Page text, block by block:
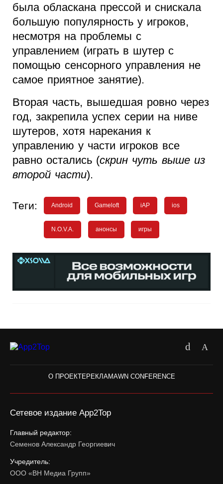
была обласкана прессой и снискала
большую популярность у игроков,
несмотря на проблемы с
управлением (играть в шутер с
помощью сенсорного управления не
самое приятное занятие).
Вторая часть, вышедшая ровно через
год, закрепила успех серии на ниве
шутеров, хотя нарекания к
управлению у части игроков все
равно остались (скрин чуть выше из
второй части).
Теги: Android Gameloft iAP ios
N.O.V.A. анонсы игры
О ПРОЕКТЕРЕКЛАМАWN CONFERENCE
Сетевое издание App2Top
Главный редактор:
Семенов Александр Георгиевич
Учредитель:
ООО «ВН Медиа Групп»